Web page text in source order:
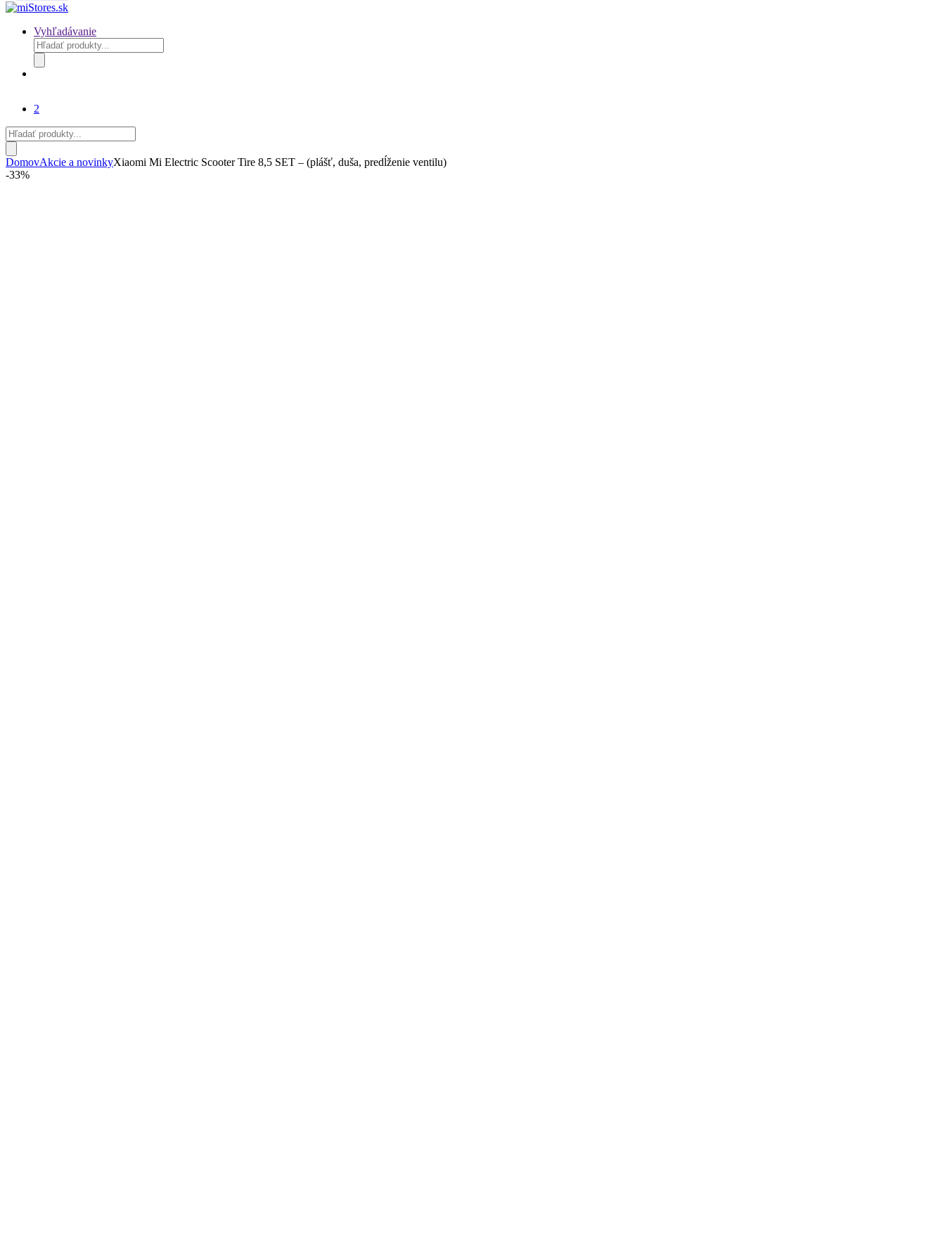
Vyhľadávanie
Products
search
2
Products
search
DomovAkcie a novinkyXiaomi Mi Electric Scooter Tire 8,5 SET – (plášť, duša, predĺženie ventilu)
-33%